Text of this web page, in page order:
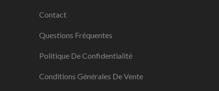
Contact
Questions Fréquentes
Politique De Confidentialité
Conditions Générales De Vente